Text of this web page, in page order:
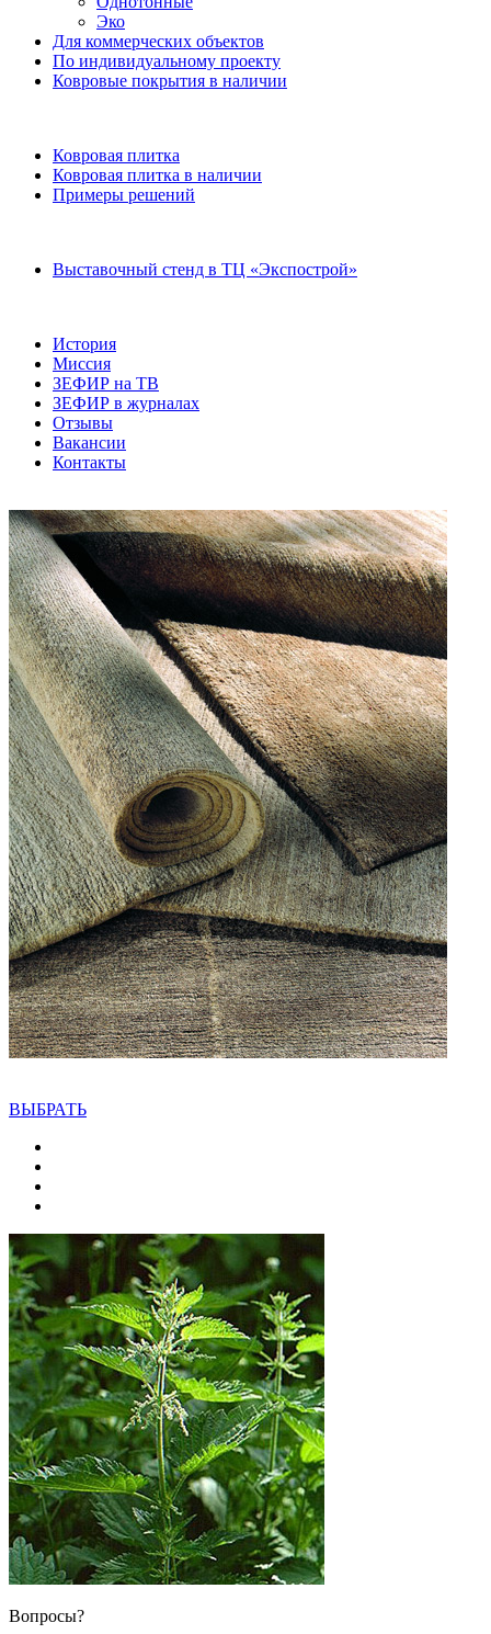
Эко
Для коммерческих объектов
По индивидуальному проекту
Ковровые покрытия в наличии
Ковровая плитка
Ковровая плитка в наличии
Примеры решений
Выставочный стенд в ТЦ «Экспострой»
История
Миссия
ЗЕФИР на ТВ
ЗЕФИР в журналах
Отзывы
Вакансии
Контакты
ВЫБРАТЬ
Вопросы?